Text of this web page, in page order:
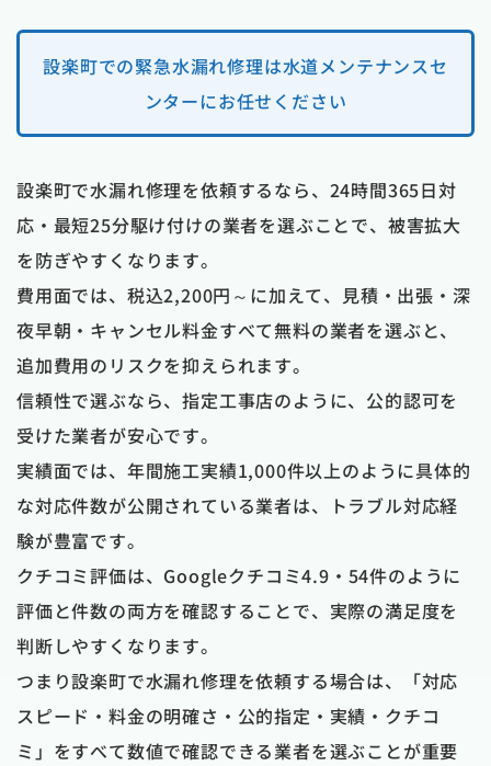
設楽町での緊急水漏れ修理は水道メンテナンスセ
ンターにお任せください
設楽町で水漏れ修理を依頼するなら、24時間365日対
応・最短25分駆け付けの業者を選ぶことで、被害拡大
を防ぎやすくなります。
費用面では、税込2,200円～に加えて、見積・出張・深
夜早朝・キャンセル料金すべて無料の業者を選ぶと、
追加費用のリスクを抑えられます。
信頼性で選ぶなら、指定工事店のように、公的認可を
受けた業者が安心です。
実績面では、年間施工実績1,000件以上のように具体的
な対応件数が公開されている業者は、トラブル対応経
験が豊富です。
クチコミ評価は、Googleクチコミ4.9・54件のように
評価と件数の両方を確認することで、実際の満足度を
判断しやすくなります。
つまり設楽町で水漏れ修理を依頼する場合は、「対応
スピード・料金の明確さ・公的指定・実績・クチコ
ミ」をすべて数値で確認できる業者を選ぶことが重要